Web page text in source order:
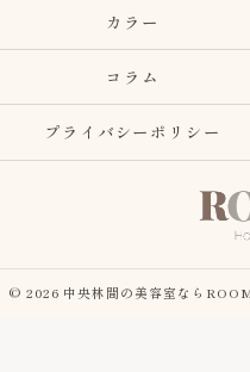
カラー
コラム
プライバシーポリシー
© 2026 中央林間の美容室なら